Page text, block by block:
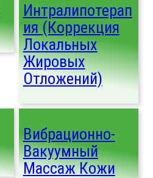
Интралипотерап
Ия (Коррекция
Локальных
Жировых
Отложений)
Вибрационно-
Вакуумный
Массаж Кожи